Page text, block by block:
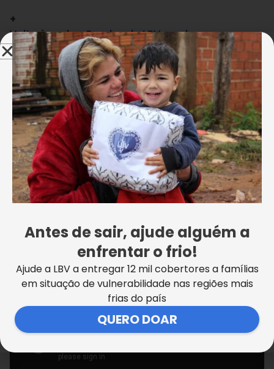
+
Volta às aulas: Escolas da LBV recebem seus
alunos e apresentam novidades
Com o apoio da LBV, a mãe não garantiu apenas
uma educação de excelência para a filha, mas
restabeleceu a confiança e recuperou a autoestima
para superar os obstáculos, livrando-se da
depressão e do vício das drogas. “Lá, nos sentimos
como gente, não como um farrapo ou uma pessoa
que não tem jeito, que não vai mudar nunca”,
afirma.Acompanhe essa história emocionante:
Antes de sair, ajude alguém a
enfrentar o frio!
Ajude a LBV a entregar 12 mil cobertores a famílias
em situação de vulnerabilidade nas regiões mais
frias do país
QUERO DOAR